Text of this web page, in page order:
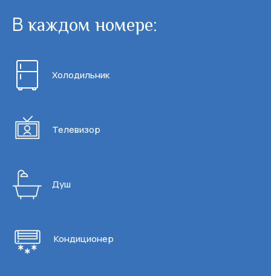
В каждом номере:
Холодильник
Телевизор
Душ
Кондиционер